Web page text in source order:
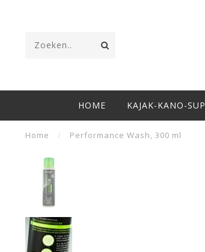
HOME KAJAK-KANO-SUP
Home / Performance Wash, 300 ml